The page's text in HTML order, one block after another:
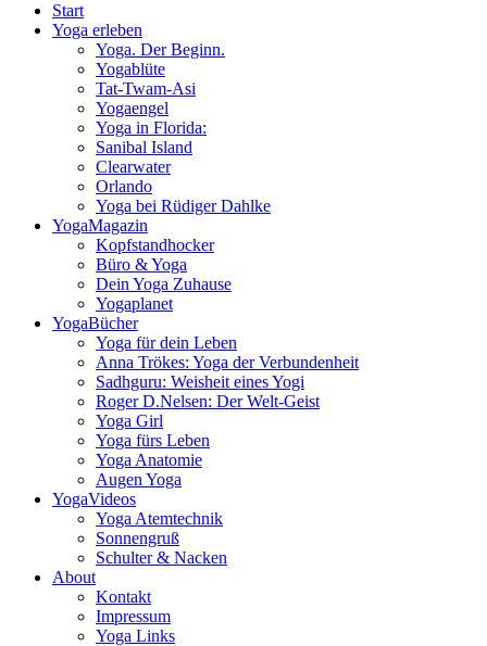
Start
Yoga erleben
Yoga. Der Beginn.
Yogablüte
Tat-Twam-Asi
Yogaengel
Yoga in Florida:
Sanibal Island
Clearwater
Orlando
Yoga bei Rüdiger Dahlke
YogaMagazin
Kopfstandhocker
Büro & Yoga
Dein Yoga Zuhause
Yogaplanet
YogaBücher
Yoga für dein Leben
Anna Trökes: Yoga der Verbundenheit
Sadhguru: Weisheit eines Yogi
Roger D.Nelsen: Der Welt-Geist
Yoga Girl
Yoga fürs Leben
Yoga Anatomie
Augen Yoga
YogaVideos
Yoga Atemtechnik
Sonnengruß
Schulter & Nacken
About
Kontakt
Impressum
Yoga Links